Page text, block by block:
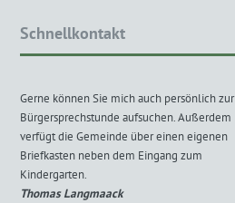
Schnellkontakt
Gerne können Sie mich auch persönlich zur
Bürgersprechstunde aufsuchen. Außerdem
verfügt die Gemeinde über einen eigenen
Briefkasten neben dem Eingang zum
Kindergarten.
Thomas Langmaack